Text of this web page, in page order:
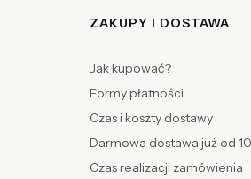
ZAKUPY I DOSTAWA
Jak kupować?
Formy płatności
Czas i koszty dostawy
Darmowa dostawa już od
Czas realizacji zamówienia